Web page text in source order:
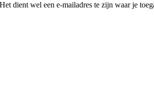
dient wel een e-mailadres te zijn waar je